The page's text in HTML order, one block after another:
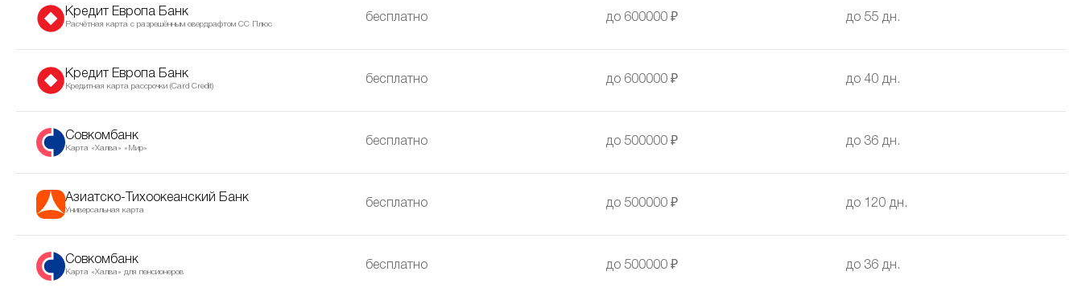
Кредит Европа Банк
Расчётная карта с разрешённым овердрафтом CC Плюс
бесплатно до 600000 ₽ до 55 дн.
Кредит Европа Банк
Кредитная карта рассрочки (Сard Сredit)
бесплатно до 600000 ₽ до 40 дн.
Совкомбанк
Карта «Халва» «Мир»
бесплатно до 500000 ₽ до 36 дн.
Азиатско-Тихоокеанский Банк
Универсальная карта
бесплатно до 500000 ₽ до 120 дн.
Совкомбанк
Карта «Халва» для пенсионеров
бесплатно до 500000 ₽ до 36 дн.